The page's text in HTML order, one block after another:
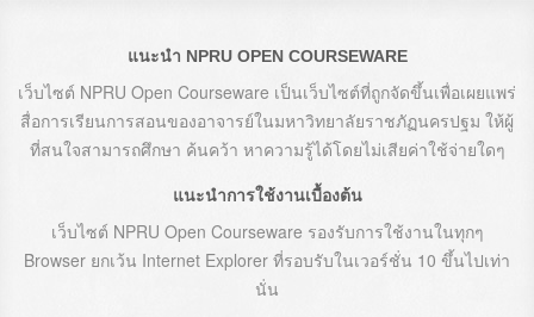
แนะนำ NPRU OPEN COURSEWARE
เว็บไซต์ NPRU Open Courseware เป็นเว็บไซต์ที่ถูกจัดขึ้นเพื่อเผยแพร่
สื่อการเรียนการสอนของอาจารย์ในมหาวิทยาลัยราชภัฏนครปฐม ให้ผู้
ที่สนใจสามารถศึกษา ค้นคว้า หาความรู้ได้โดยไม่เสียค่าใช้จ่ายใดๆ
แนะนำการใช้งานเบื้องต้น
เว็บไซต์ NPRU Open Courseware รองรับการใช้งานในทุกๆ
Browser ยกเว้น Internet Explorer ที่รอบรับในเวอร์ชั่น 10 ขึ้นไปเท่า
นั่น